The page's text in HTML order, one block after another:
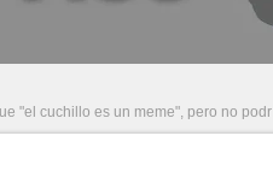
es un meme", pero no podrá arreglarlo próximamente